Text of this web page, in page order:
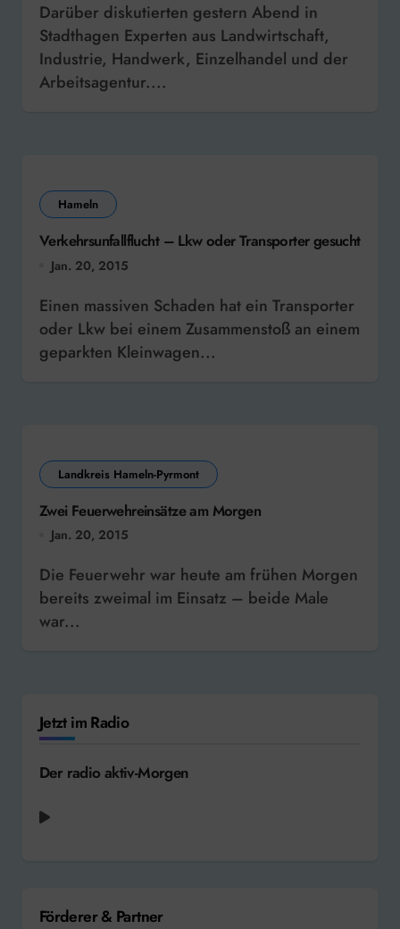
Darüber diskutierten gestern Abend in
Stadthagen Experten aus Landwirtschaft,
Industrie, Handwerk, Einzelhandel und der
Arbeitsagentur....
Hameln
Verkehrsunfallflucht – Lkw oder Transporter gesucht
Jan. 20, 2015
Einen massiven Schaden hat ein Transporter
oder Lkw bei einem Zusammenstoß an einem
geparkten Kleinwagen...
Landkreis Hameln-Pyrmont
Zwei Feuerwehreinsätze am Morgen
Jan. 20, 2015
Die Feuerwehr war heute am frühen Morgen
bereits zweimal im Einsatz – beide Male
war...
Jetzt im Radio
Der radio aktiv-Morgen
Förderer & Partner